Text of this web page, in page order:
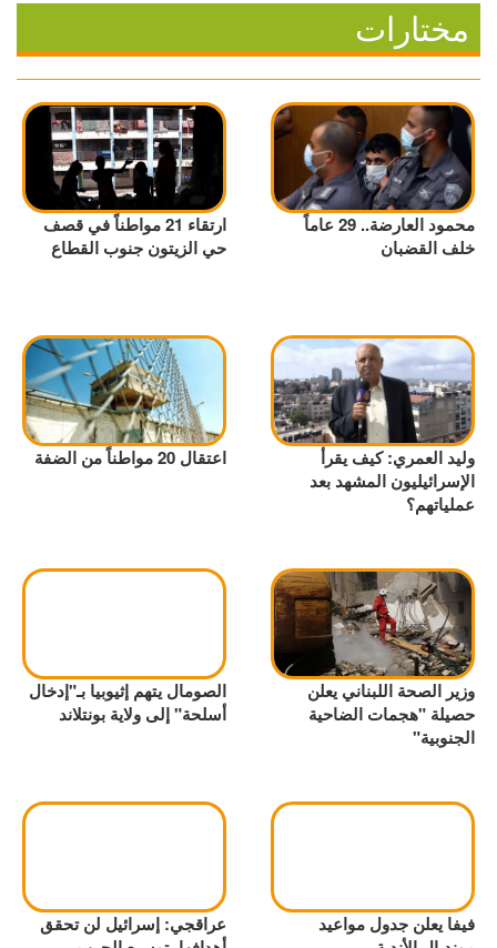
مختارات
محمود العارضة.. 29 عاماً
خلف القضبان
ارتقاء 21 مواطناً في قصف
حي الزيتون جنوب القطاع
وليد العمري: كيف يقرأ
الإسرائيليون المشهد بعد
عملياتهم؟
اعتقال 20 مواطناً من الضفة
وزير الصحة اللبناني يعلن
حصيلة "هجمات الضاحية
الجنوبية"
الصومال يتهم إثيوبيا بـ"إدخال
أسلحة" إلى ولاية بونتلاند
فيفا يعلن جدول مواعيد
عراقجي: إسرائيل لن تحقق